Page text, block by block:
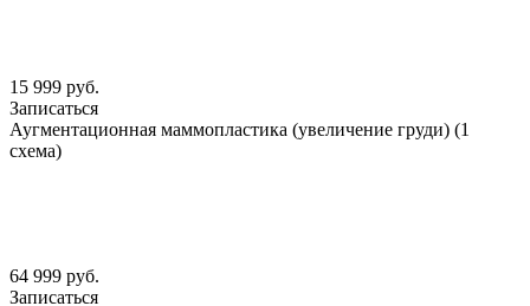
15 999 руб.
Записаться
Аугментационная маммопластика (увеличение груди) (1
схема)
64 999 руб.
Записаться